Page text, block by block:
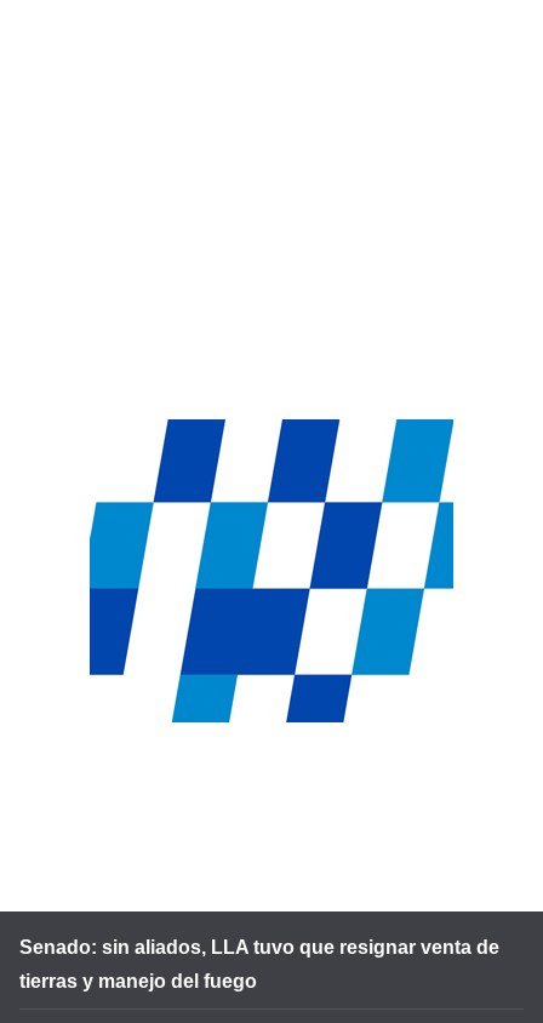
Senado: sin aliados, LLA tuvo que resignar venta de
tierras y manejo del fuego